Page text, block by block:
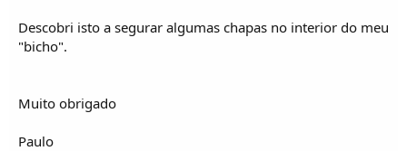
Descobri isto a segurar algumas chapas no interior do meu
"bicho".
Muito obrigado
Paulo